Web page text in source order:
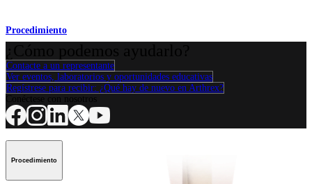
Procedimiento
Contacte a un representante
Ver eventos, laboratorios y oportunidades educativas
Regístrese para recibir: ¿Qué hay de nuevo en Arthrex?
Procedimiento